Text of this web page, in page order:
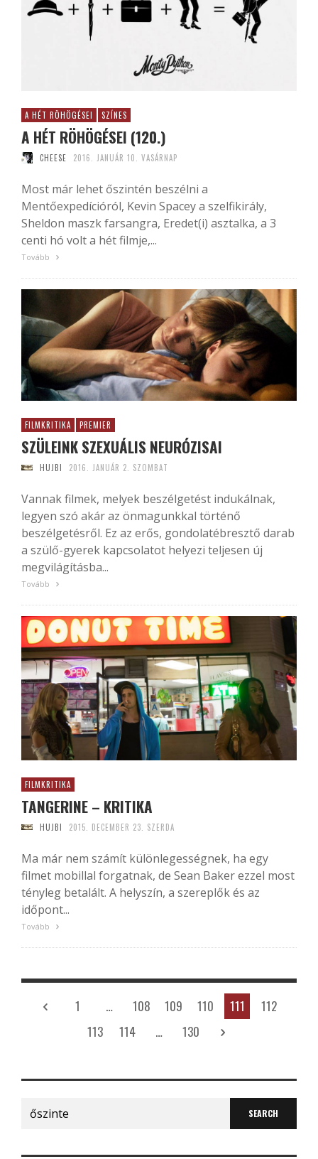
A HÉT RÖHÖGÉSEI SZÍNES
A HÉT RÖHÖGÉSEI (120.)
CHEESE 2016. JANUÁR 10. VASÁRNAP
Most már lehet őszintén beszélni a
Mentőexpedícióról, Kevin Spacey a szelfikirály,
Sheldon maszk farsangra, Eredet(i) asztalka, a 3
centi hó volt a hét filmje,...
Tovább
FILMKRITIKA PREMIER
SZÜLEINK SZEXUÁLIS NEURÓZISAI
HUJBI 2016. JANUÁR 2. SZOMBAT
Vannak filmek, melyek beszélgetést indukálnak,
legyen szó akár az önmagunkkal történő
beszélgetésről. Ez az erős, gondolatébresztő darab
a szülő-gyerek kapcsolatot helyezi teljesen új
megvilágításba...
Tovább
FILMKRITIKA
TANGERINE – KRITIKA
HUJBI 2015. DECEMBER 23. SZERDA
Ma már nem számít különlegességnek, ha egy
filmet mobillal forgatnak, de Sean Baker ezzel most
tényleg betalált. A helyszín, a szereplők és az
időpont...
Tovább
1 … 108 109 110 111
112
113
114 … 130
Search
for: